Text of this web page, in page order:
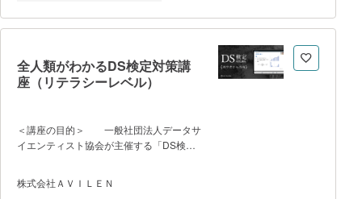
い、学習条件をクリア 2. 6月/7月 また
は 12月/1月に開催される科目A免除試験に
ーニング上で科目B試験対策を行い、免除
期間中に本試験を受験 ・到達目
標 科目A免除試験の合格 基本情報
ての注意事項 ※科目A免除制度と
は 基本情報技術者試験の科目A分野を
免除できる特別な制度です。独習ゼミ上で
試験」に合格すると、その後「1年間」科
全人類がわかるDS検定対策講
座（リテラシーレベル）
＜講座の目的＞ 一般社団法人データサ
イエンティスト協会が主催する「DS検
DS検定で出題するデータサイエンス・デ
ータエンジニアリング・AIビジネスの領域
株式会社ＡＶＩＬＥＮ